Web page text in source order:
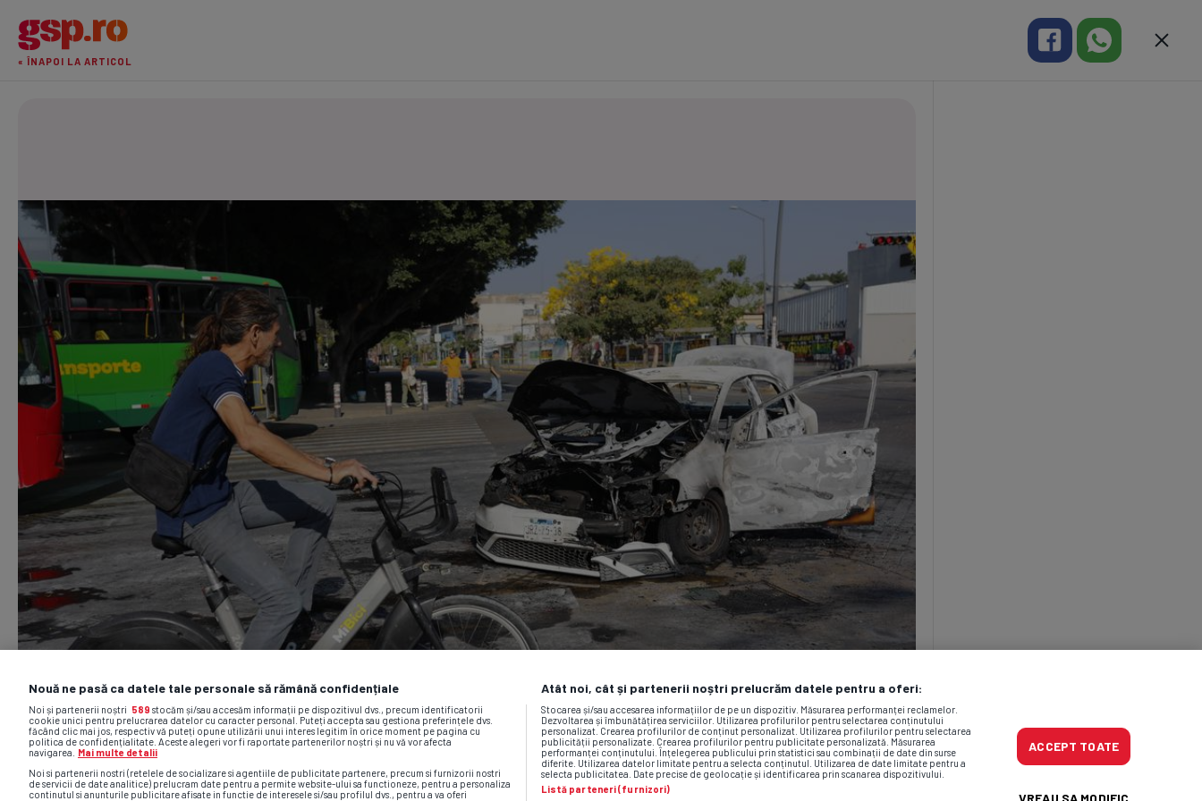
« ÎNAPOI LA ARTICOL
Nouă ne pasă ca datele tale personale să rămână confidențiale
Noi și partenerii noștri 589 stocăm și/sau accesăm informații pe dispozitivul dvs., precum identificatorii
cookie unici pentru prelucrarea datelor cu caracter personal. Puteți accepta sau gestiona preferințele dvs.
făcând clic mai jos, respectiv vă puteți opune utilizării unui interes legitim în orice moment pe pagina cu
politica de confidențialitate. Aceste alegeri vor fi raportate partenerilor noștri și nu vă vor afecta
navigarea.
Mai multe detalii
Noi si partenerii nostri (retelele de socializare si agentiile de publicitate partenere, precum si furnizorii nostri
de servicii de date analitice) prelucram date pentru a permite website-ului sa functioneze, pentru a personaliza
continutul si anunturile publicitare afisate in functie de interesele si/sau profilul dvs., pentru a va oferi
Atât noi, cât și partenerii noștri prelucrăm datele pentru a oferi:
Stocarea și/sau accesarea informațiilor de pe un dispozitiv. Măsurarea performanței reclamelor.
Dezvoltarea și îmbunătățirea serviciilor. Utilizarea profilurilor pentru selectarea conținutului
personalizat. Crearea profilurilor de conținut personalizat. Utilizarea profilurilor pentru selectarea
publicității personalizate. Crearea profilurilor pentru publicitate personalizată. Măsurarea
performanței conținutului. Înțelegerea publicului prin statistici sau combinații de date din surse
diferite. Utilizarea datelor limitate pentru a selecta conținutul. Utilizarea de date limitate pentru a
selecta publicitatea. Date precise de geolocație și identificarea prin scanarea dispozitivului.
Listă parteneri (furnizori)
ACCEPT TOATE
VREAU SA MODIFIC